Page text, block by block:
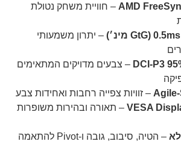
AMD – חוויית משחק נטולת
– יתרון משמעותי
DCI-P3 – צבעים מדויקים המתאימים
– זוויות צפייה רחבות ואחידות צבע
VESA – תאורה ובהירות משופרות
– הטיה, סיבוב, גובה ו-Pivot להתאמה